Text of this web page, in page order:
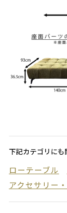
下記カテゴリにも
ローテーブル
アクセサリー